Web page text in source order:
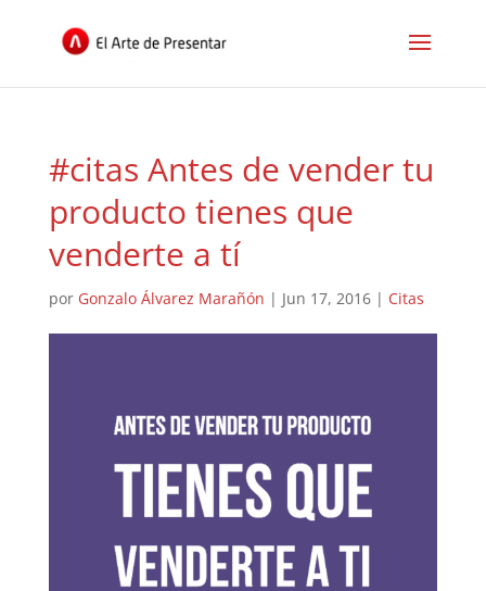
#citas Antes de vender tu
producto tienes que
venderte a tí
por Gonzalo Álvarez Marañón | Jun 17, 2016| Citas